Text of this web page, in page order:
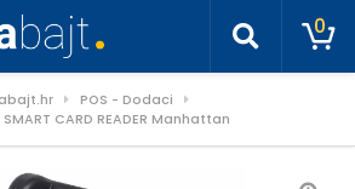
0
POS - Dodaci
SMART CARD READER Manhattan